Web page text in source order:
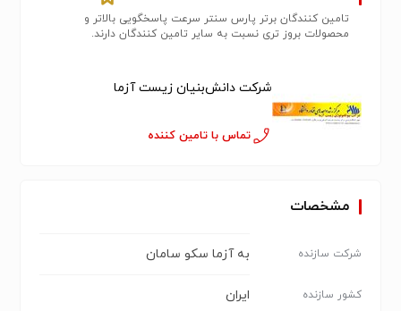
تامین کنندگان برتر پارس سنتر سرعت پاسخگویی بالاتر و
محصولات بروز تری نسبت به سایر تامین کنندگان دارند.
شرکت دانش‌بنیان زیست آزما
تماس با تامین کننده
مشخصات
شرکت سازنده به آزما سکو سامان
کشور سازنده ایران